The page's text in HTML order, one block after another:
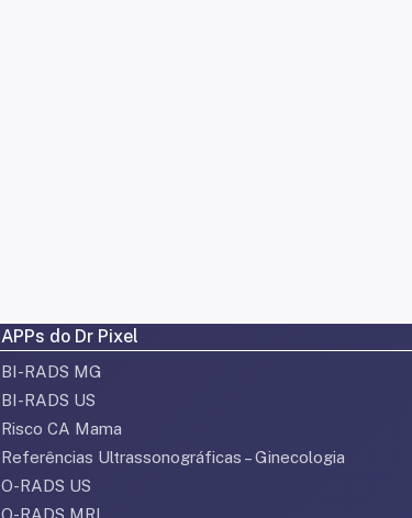
APPs do Dr Pixel
BI-RADS MG
BI-RADS US
Risco CA Mama
Referências Ultrassonográficas – Ginecologia
O-RADS US
O-RADS MRI